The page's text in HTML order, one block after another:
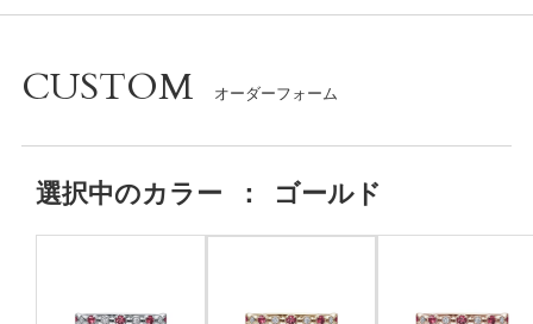
CUSTOM
選択中のカラー ： ゴールド